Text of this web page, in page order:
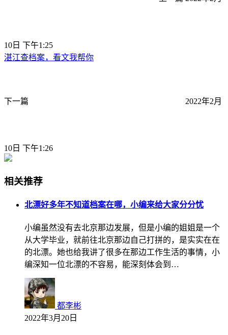
10日 下午1:25
湛江查档案，看文我帮你
下一篇 2022年2月
10日 下午1:26
相关推荐
北漂好多年不知道档案在哪，小编来给大家分分忧
小编虽然没有去北京那边发展，但是小编的姐姐是一个
从大学毕业，就前往北京那边自己打拼的，是实实在在
的北漂。她也给我讲了很多在那边工作生活的事情，小
编深知一位北漂的不容易，能深刻体会到…
都李彬
2022年3月20日